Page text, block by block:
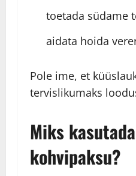
toetada südame
aidata hoida
Pole ime, et
tervislikumaks
Miks
kohvipaksu?